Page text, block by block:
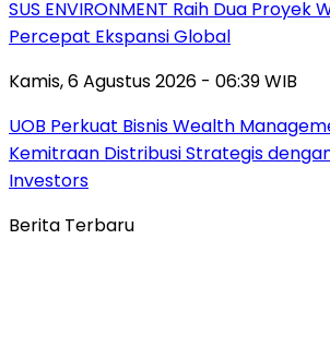
SUS ENVIRONMENT Raih Dua Proyek
Percepat Ekspansi Global
Kamis, 6 Agustus 2026 - 06:39 WIB
UOB Perkuat Bisnis Wealth
Kemitraan Distribusi Strategis
Investors
Berita Terbaru